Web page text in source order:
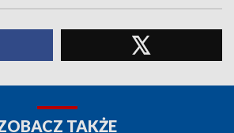
TAKŻE